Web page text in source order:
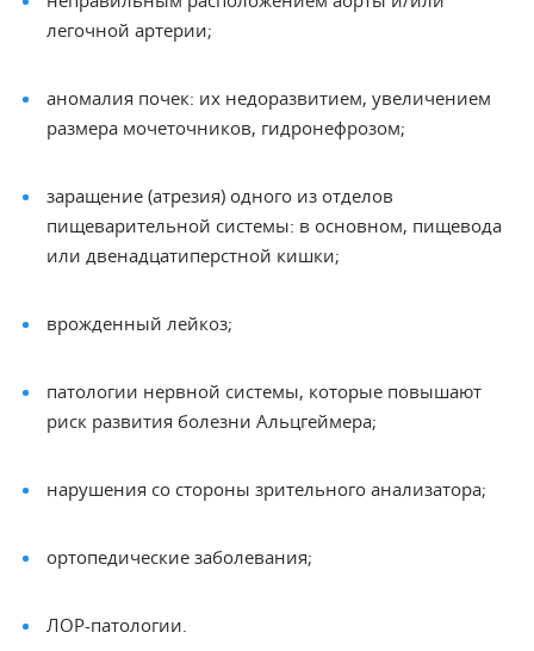
легочной артерии;
аномалия почек: их недоразвитием, увеличением
размера мочеточников, гидронефрозом;
заращение (атрезия) одного из отделов
пищеварительной системы: в основном, пищевода
или двенадцатиперстной кишки;
врожденный лейкоз;
патологии нервной системы, которые повышают
риск развития болезни Альцгеймера;
нарушения со стороны зрительного анализатора;
ортопедические заболевания;
ЛОР-патологии.